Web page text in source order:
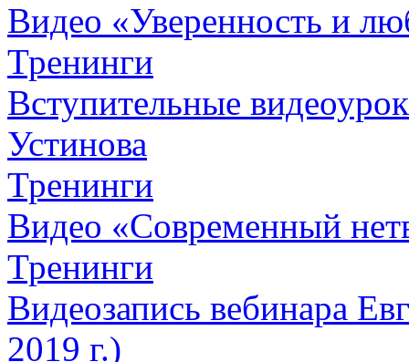
Видео «Уверенность и
Тренинги
Вступительные
Устинова
Тренинги
Видео «Современный
Тренинги
Видеозапись вебинара
2019 г.)